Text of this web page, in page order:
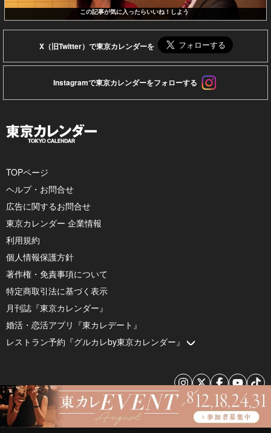
この記事が気に入ったらいいね！しよう
X（旧Twitter）で東京カレンダーを
Instagramで東京カレンダーをフォローする
TOPページ
ヘルプ・お問合せ
広告に関するお問合せ
東京カレンダー 企業情報
利用規約
個人情報保護方針
著作権・免責事項について
特定商取引法に基づく表示
月刊誌『東京カレンダー』
婚活・恋活アプリ『東カレデート』
レストラン予約『グルカレby東京カレンダー』
© 2026 by Tokyo Calendar, Inc.